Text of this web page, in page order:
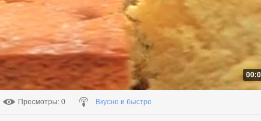
Просмотры: 0 Вкусно и быстро